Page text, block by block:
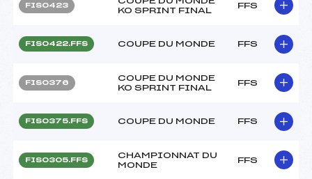
FIS0423
KO SPRINT FINAL
FFS
FIS0422.FFS COUPE DU MONDE FFS
FIS0376
COUPE DU MONDE
KO SPRINT FINAL
FFS
FIS0375.FFS COUPE DU MONDE FFS
FIS0305.FFS
CHAMPIONNAT DU
MONDE
FFS